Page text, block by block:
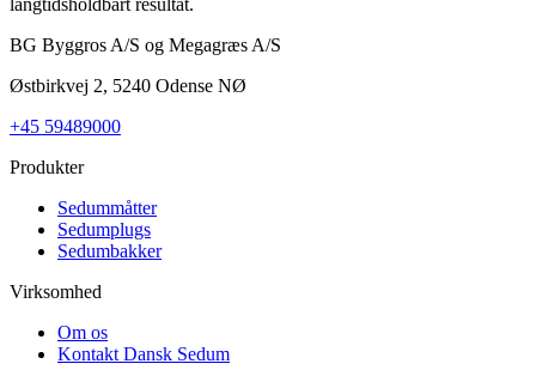
BG Byggros A/S og Megagræs A/S
Østbirkvej 2, 5240 Odense NØ
+45 59489000
Produkter
Sedummåtter
Sedumplugs
Sedumbakker
Virksomhed
Om os
Kontakt Dansk Sedum